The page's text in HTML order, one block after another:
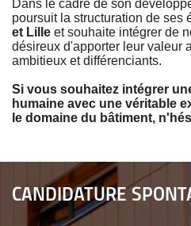
Accepter
Dans le cadre de son
poursuit la structuration de ses
et Lille et souhaite intégrer de
désireux d'apporter leur valeur
ambitieux et différenciants.
Si vous souhaitez intégrer
humaine avec une véritable
le domaine du bâtiment,
CANDIDATURE